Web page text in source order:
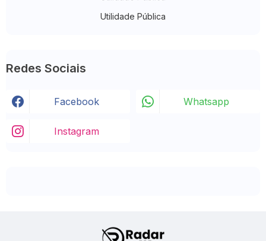
Utilidade Pública
Redes Sociais
Facebook Whatsapp
Instagram